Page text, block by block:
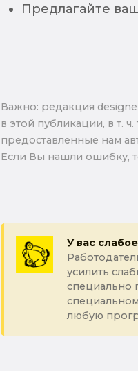
Предлагайте
Важно: pедакция
в этой публикации, в т.
предоставленные нам
Если Вы нашли ошибку,
У вас
усилить
специально
любую